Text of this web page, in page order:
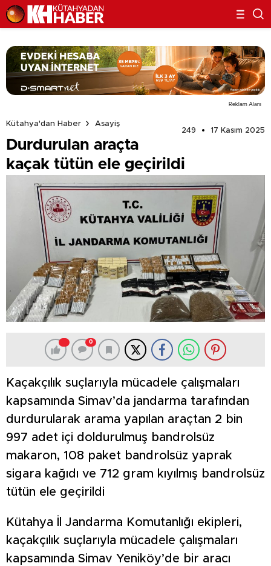
Reklam Alanı
Kütahya'dan Haber
Asayiş
249
17 Kasım 2025
Durdurulan araçta
kaçak tütün ele geçirildi
0
Kaçakçılık suçlarıyla mücadele çalışmaları
kapsamında Simav’da jandarma tarafından
durdurularak arama yapılan araçtan 2 bin
997 adet içi doldurulmuş bandrolsüz
makaron, 108 paket bandrolsüz yaprak
sigara kağıdı ve 712 gram kıyılmış bandrolsüz
tütün ele geçirildi
Kütahya İl Jandarma Komutanlığı ekipleri,
kaçakçılık suçlarıyla mücadele çalışmaları
kapsamında Simav Yeniköy’de bir aracı